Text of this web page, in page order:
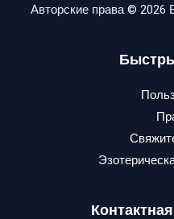
Авторские права ©